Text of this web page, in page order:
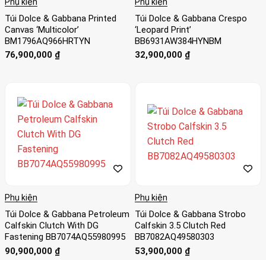
Túi Dolce & Gabbana Printed
Canvas ‘Multicolor’
BM1796AQ966HRTYN
76,900,000 ₫
Túi Dolce & Gabbana Crespo
‘Leopard Print’
BB6931AW384HYNBM
32,900,000 ₫
Phụ kiện
Túi Dolce & Gabbana Petroleum
Calfskin Clutch With DG
Fastening BB7074AQ55980995
90,900,000 ₫
Phụ kiện
Túi Dolce & Gabbana Strobo
Calfskin 3.5 Clutch Red
BB7082AQ49580303
53,900,000 ₫